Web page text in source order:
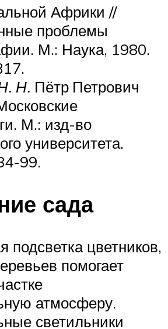
Африки //
проблемы
М.: Наука, 1980.
Н. Пётр Петрович
М.: изд-во
университета.
99.
сада
подсветка цветников,
помогает
атмосферу.
светильники